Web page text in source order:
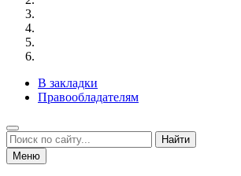
В закладки
Правообладателям
Найти
Меню